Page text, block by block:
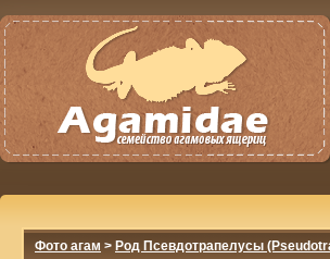
Фото агам > Род Псевдотрапелусы